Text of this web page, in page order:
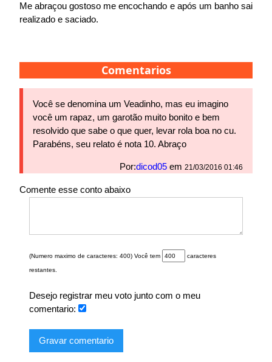
Me abraçou gostoso me encochando e após um banho sai
realizado e saciado.
Comentarios
Você se denomina um Veadinho, mas eu imagino
você um rapaz, um garotão muito bonito e bem
resolvido que sabe o que quer, levar rola boa no cu.
Parabéns, seu relato é nota 10. Abraço
Por:dicod05 em 21/03/2016 01:46
Comente esse conto abaixo
(Numero maximo de caracteres: 400) Você tem caracteres
restantes.
Desejo registrar meu voto junto com o meu
comentario:
Gravar comentario